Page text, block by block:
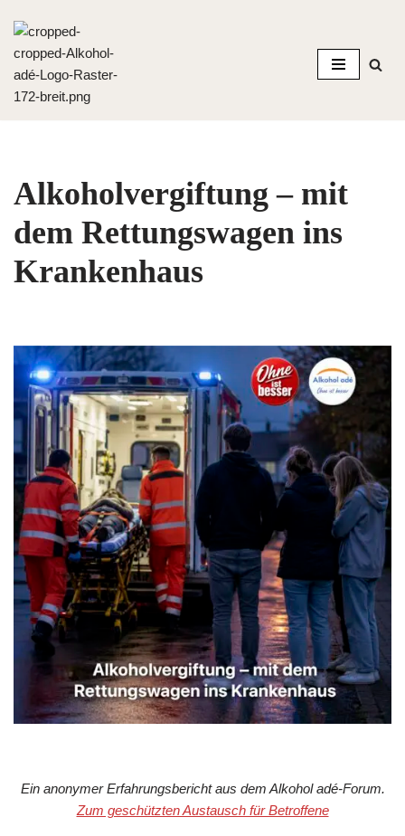
Zum
Inhalt
springen
Alkoholvergiftung – mit
dem Rettungswagen ins
Krankenhaus
Ein anonymer Erfahrungsbericht aus dem Alkohol adé-Forum.
Zum geschützten Austausch für Betroffene